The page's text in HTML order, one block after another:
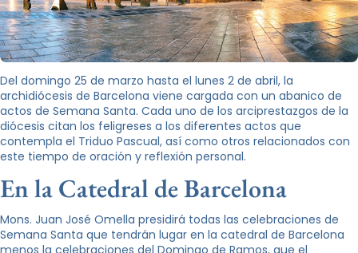
Del domingo 25 de marzo hasta el lunes 2 de abril, la
archidiócesis de Barcelona viene cargada con un abanico de
actos de Semana Santa. Cada uno de los arciprestazgos de la
diócesis citan los feligreses a los diferentes actos que
contempla el Triduo Pascual, así como otros relacionados con
este tiempo de oración y reflexión personal.
En la Catedral de Barcelona
Mons. Juan José Omella presidirá todas las celebraciones de
Semana Santa que tendrán lugar en la catedral de Barcelona